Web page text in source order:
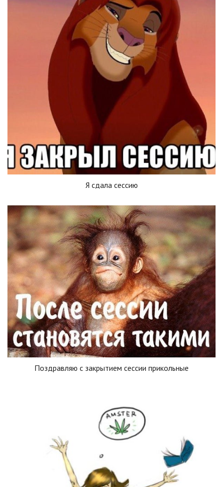
Я сдала сессию
Поздравляю с закрытием сессии прикольные